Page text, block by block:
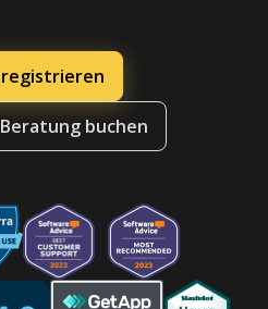
buchen